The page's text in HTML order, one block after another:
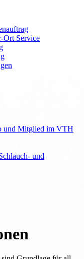
Ort Service
und Mitglied im VTH
und